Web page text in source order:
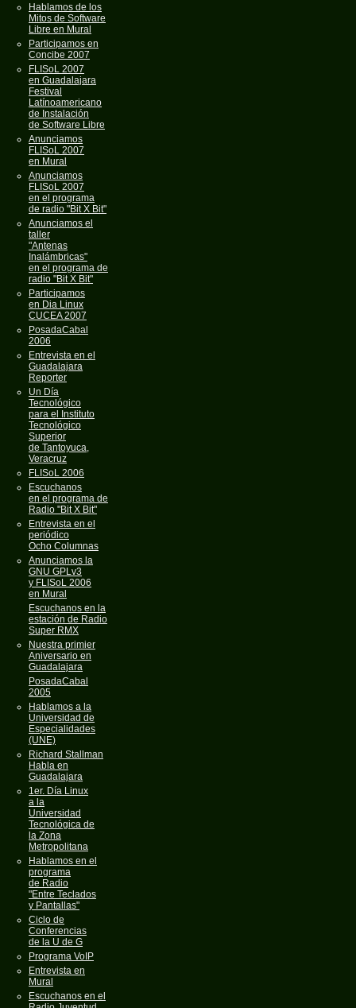
Hablamos de los
Mitos de Software
Libre en Mural
Participamos en
Concibe 2007
FLISoL 2007
en Guadalajara
Festival
Latínoamericano
de Instalación
de Software Libre
Anunciamos
FLISoL 2007
en Mural
Anunciamos
FLISoL 2007
en el programa
de radio "Bit X Bit"
Anunciamos el
taller
"Antenas
Inalámbricas"
en el programa de
radio "Bit X Bit"
Participamos
en Dia Linux
CUCEA 2007
PosadaCabal
2006
Entrevista en el
Guadalajara
Reporter
Un Día
Tecnológico
para el Instituto
Tecnológico
Superior
de Tantoyuca,
Veracruz
FLISoL 2006
Escuchanos
en el programa de
Radio "Bit X Bit"
Entrevista en el
periódico
Ocho Columnas
Anunciamos la
GNU GPLv3
y FLISoL 2006
en Mural
Escuchanos en la
estación de Radio
Super RMX
Nuestra primier
Aniversario en
Guadalajara
PosadaCabal
2005
Hablamos a la
Universidad de
Especialidades
(UNE)
Richard Stallman
Habla en
Guadalajara
1er. Día Linux
a la
Universidad
Tecnológica de
la Zona
Metropolitana
Hablamos en el
programa
de Radio
"Entre Teclados
y Pantallas"
Ciclo de
Conferencias
de la U de G
Programa VoIP
Entrevista en
Mural
Escuchanos en el